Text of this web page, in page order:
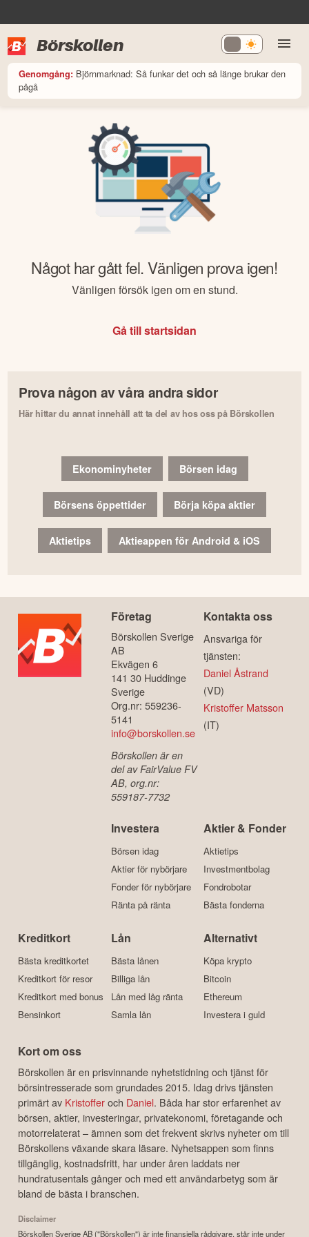
Börskollen
Genomgång: Björnmarknad: Så funkar det och så länge brukar den
pågå
Något har gått fel. Vänligen prova igen!
Vänligen försök igen om en stund.
Gå till startsidan
Prova någon av våra andra sidor
Här hittar du annat innehåll att ta del av hos oss på Börskollen
Ekonominyheter Börsen idag
Börsens öppettider Börja köpa aktier
Aktietips Aktieappen för Android & iOS
Företag
Börskollen Sverige
AB
Ekvägen 6
141 30 Huddinge
Sverige
Org.nr: 559236-
5141
info@borskollen.se
Börskollen är en
del av FairValue FV
AB, org.nr:
559187-7732
Kontakta oss
Ansvariga för
tjänsten:
Daniel Åstrand
(VD)
Kristoffer Matsson
(IT)
Investera
Börsen idag
Aktier för nybörjare
Fonder för nybörjare
Ränta på ränta
Aktier & Fonder
Aktietips
Investmentbolag
Fondrobotar
Bästa fonderna
Kreditkort
Bästa kreditkortet
Kreditkort för resor
Kreditkort med bonus
Bensinkort
Lån
Bästa lånen
Billiga lån
Lån med låg ränta
Samla lån
Alternativt
Köpa krypto
Bitcoin
Ethereum
Investera i guld
Kort om oss
Börskollen är en prisvinnande nyhetstidning och tjänst för
börsintresserade som grundades 2015. Idag drivs tjänsten
primärt av Kristofferoch Daniel. Båda har stor erfarenhet av
börsen, aktier, investeringar, privatekonomi, företagande och
motorrelaterat – ämnen som det frekvent skrivs nyheter om till
Börskollens växande skara läsare. Nyhetsappen som finns
tillgänglig, kostnadsfritt, har under åren laddats ner
hundratusentals gånger och med ett användarbetyg som är
bland de bästa i branschen.
Disclaimer
Börskollen Sverige AB ("Börskollen") är inte finansiella rådgivare, står inte under